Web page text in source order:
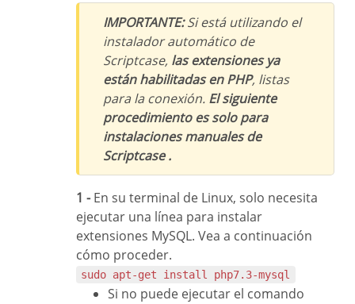
IMPORTANTE:Si está utilizando el
instalador automático de
Scriptcase, las extensiones ya
están habilitadas en PHP, listas
para la conexión. El siguiente
procedimiento es solo para
instalaciones manuales de
Scriptcase .
1 -En su terminal de Linux, solo necesita
ejecutar una línea para instalar
extensiones MySQL. Vea a continuación
cómo proceder.
sudo apt-get install php7.3-mysql
Si no puede ejecutar el comando